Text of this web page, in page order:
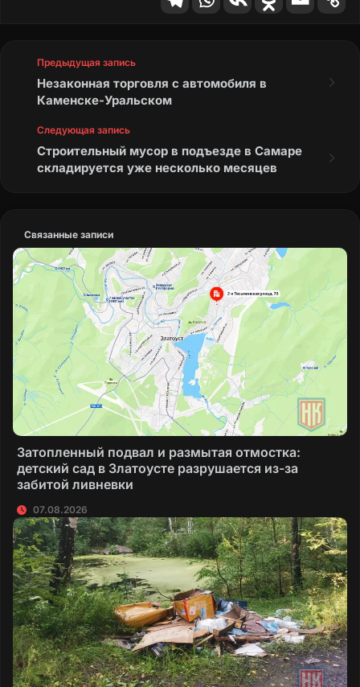
Предыдущая запись
Незаконная торговля с автомобиля в
Каменске-Уральском
Следующая запись
Строительный мусор в подъезде в Самаре
складируется уже несколько месяцев
Связанные записи
Затопленный подвал и размытая отмостка:
детский сад в Златоусте разрушается из-за
забитой ливневки
07.08.2026